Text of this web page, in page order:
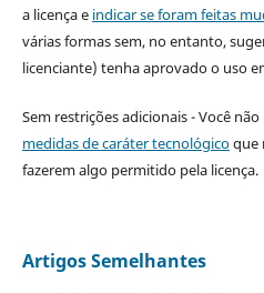
a licença e indicar se foram feitas
várias formas sem, no entanto,
licenciante) tenha aprovado o uso
Sem restrições adicionais - Você
medidas de caráter tecnológicoque
fazerem algo permitido pela licença.
Artigos Semelhantes